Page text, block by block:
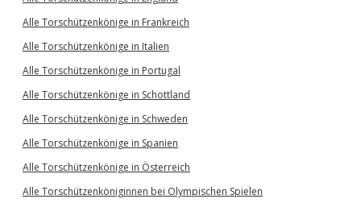
Alle Torschützenkönige in Frankreich
Alle Torschützenkönige in Italien
Alle Torschützenkönige in Portugal
Alle Torschützenkönige in Schottland
Alle Torschützenkönige in Schweden
Alle Torschützenkönige in Spanien
Alle Torschützenkönige in Österreich
Alle Torschützenköniginnen bei Olympischen Spielen